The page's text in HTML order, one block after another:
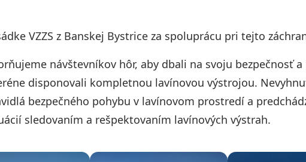
VZZS z Banskej Bystrice za spoluprácu pri tejto
návštevníkov hôr, aby dbali na svoju bezpečnosť
disponovali kompletnou lavínovou výstrojou.
bezpečného pohybu v lavínovom prostredí a
sledovaním a rešpektovaním lavínových výstrah.